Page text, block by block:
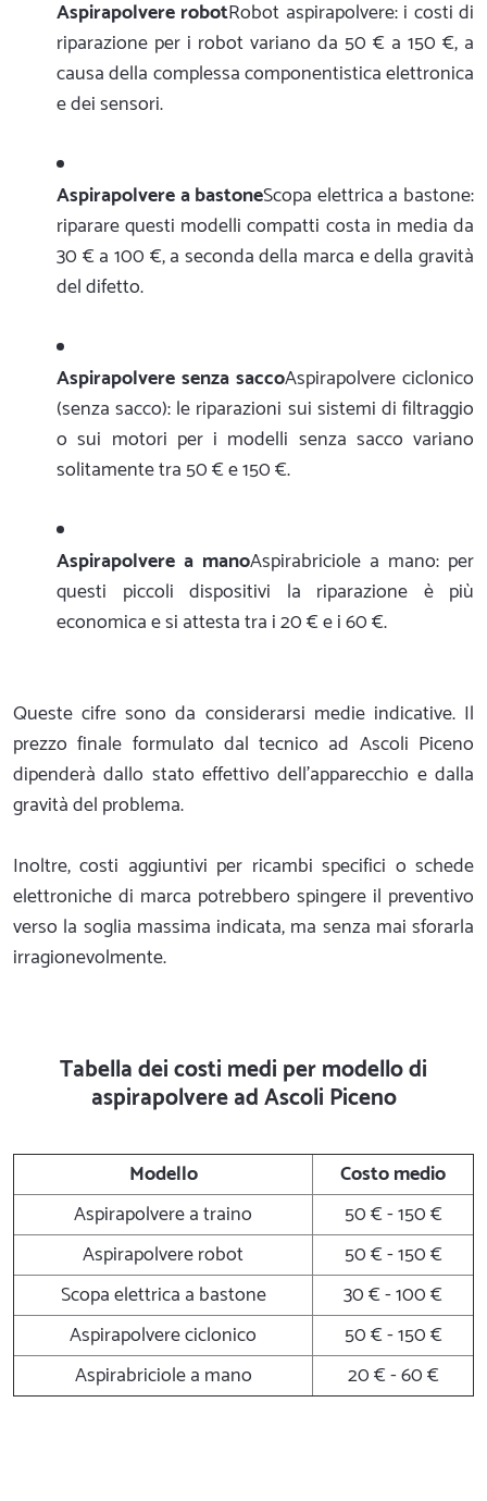
Aspirapolvere robotRobot aspirapolvere: i costi di
riparazione per i robot variano da 50 € a 150 €, a
causa della complessa componentistica elettronica
e dei sensori.
Aspirapolvere a bastoneScopa elettrica a bastone:
riparare questi modelli compatti costa in media da
30 € a 100 €, a seconda della marca e della gravità
del difetto.
Aspirapolvere senza saccoAspirapolvere ciclonico
(senza sacco): le riparazioni sui sistemi di filtraggio
o sui motori per i modelli senza sacco variano
solitamente tra 50 € e 150 €.
Aspirapolvere a manoAspirabriciole a mano: per
questi piccoli dispositivi la riparazione è più
economica e si attesta tra i 20 € e i 60 €.
Queste cifre sono da considerarsi medie indicative. Il
prezzo finale formulato dal tecnico ad Ascoli Piceno
dipenderà dallo stato effettivo dell'apparecchio e dalla
gravità del problema.
Inoltre, costi aggiuntivi per ricambi specifici o schede
elettroniche di marca potrebbero spingere il preventivo
verso la soglia massima indicata, ma senza mai sforarla
irragionevolmente.
Tabella dei costi medi per modello di
aspirapolvere ad Ascoli Piceno
Modello
Costo medio
Aspirapolvere a traino
50 € - 150 €
Aspirapolvere robot
50 € - 150 €
Scopa elettrica a bastone
30 € - 100 €
Aspirapolvere ciclonico
50 € - 150 €
Aspirabriciole a mano
20 € - 60 €